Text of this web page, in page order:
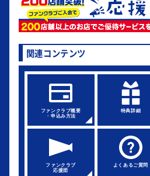
関連コンテンツ
ファンクラブ概要
・申込み方法
特典詳細
ファンクラブ
応援団
よくあるご質問